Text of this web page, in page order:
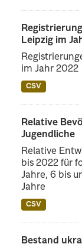
Leipzig im
im Jahr 2022
CSV
Relative
Jugendliche
Relative
bis 2022 für
Jahre, 6 bis
Jahre
CSV
Bestand